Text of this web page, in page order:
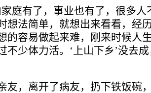
有了，事业也有了，很多人
想法简单，就想出来看看，经
的容易做起来难，刚来时候人
不少体力活。‘上山下乡’没去成
，离开了病友，扔下铁饭碗